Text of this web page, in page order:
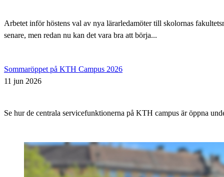
Arbetet inför höstens val av nya lärarledamöter till skolornas
senare, men redan nu kan det vara bra att börja...
Sommaröppet på KTH Campus 2026
11 jun 2026
Se hur de centrala servicefunktionerna på KTH campus är öppna